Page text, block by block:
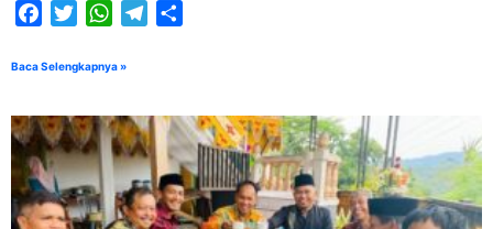
FacebookTwitterWhatsAppTelegram
Baca Selengkapnya »